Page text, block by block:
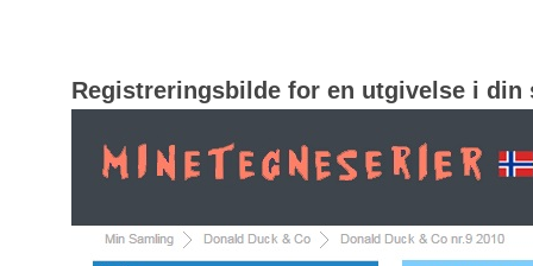
Registreringsbilde for en utgivelse i din